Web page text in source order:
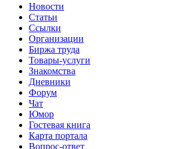
Новости
Статьи
Ссылки
Организации
Биржа труда
Товары-услуги
Знакомства
Дневники
Форум
Чат
Юмор
Гостевая книга
Карта портала
Вопрос-ответ